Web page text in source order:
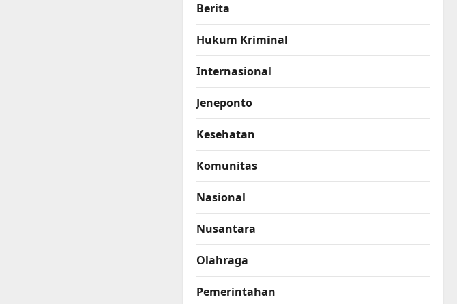
Berita
Hukum Kriminal
Internasional
Jeneponto
Kesehatan
Komunitas
Nasional
Nusantara
Olahraga
Pemerintahan